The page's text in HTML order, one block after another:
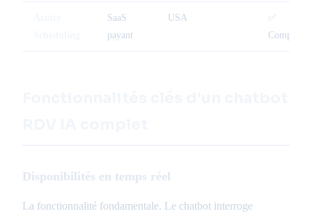
SaaS
payant
USA
✅
Complète
Disponibilités en temps réel
La fonctionnalité fondamentale. Le chatbot interroge